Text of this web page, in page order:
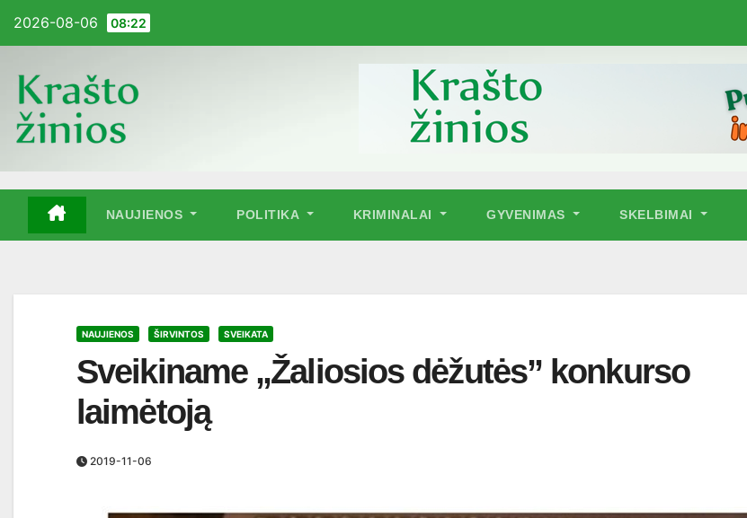
2026-08-06 08:22
NAUJIENOS POLITIKA KRIMINALAI GYVENIMAS SKELBIMAI
NAUJIENOS ŠIRVINTOS SVEIKATA
Sveikiname „Žaliosios dėžutės” konkurso
laimėtoją
2019-11-06